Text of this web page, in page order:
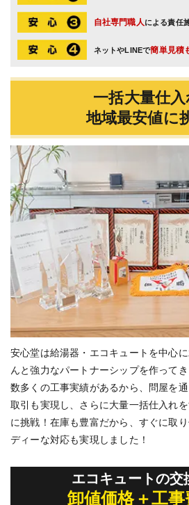
自社専門職人 による責任
ネットやLINEで簡単見積
一括大量仕
地域最安値に
安心堂は給湯器・エコキュートを中心
んと強⼒なパートナーシップを作ってき
数多くの⼯事実績があるから、問屋を
取引も実現し、さらに⼤量一括仕⼊れ
に挑戦！在庫も豊富だから、すぐに取
ディーな対応も実現しました！
エコキュートの交
卸値価格＋工事